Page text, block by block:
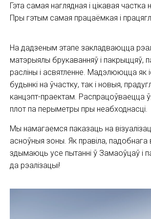
Гэта самая наглядная і цікавая
Пры гэтым самая працаёмкая і
На дадзеным этапе закладваюцца
матэрыялы брукаванняў і пакрыццяў,
расліны і асвятленне. Мадэлююцца як
будынкі на ўчастку, так і новыя,
канцэпт-праектам. Распрацоўваецца
плот па перыметры пры неабходнасці.
Мы намагаемся паказаць на
асноўныя зоны. Як правіла, падобнага
здымаюць усе пытанні ў Замаоўцаў і
да рэалізацыі!